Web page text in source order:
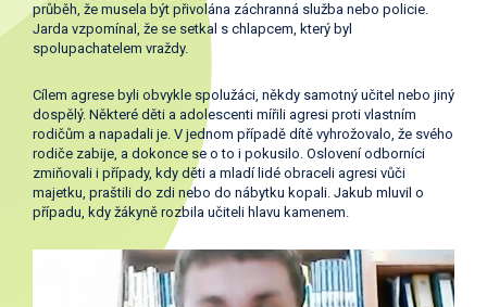
průběh, že musela být přivolána záchranná služba nebo policie.
Jarda vzpomínal, že se setkal s chlapcem, který byl
spolupachatelem vraždy.
Cílem agrese byli obvykle spolužáci, někdy samotný učitel nebo jiný
dospělý. Některé děti a adolescenti mířili agresi proti vlastním
rodičům a napadali je. V jednom případě dítě vyhrožovalo, že svého
rodiče zabije, a dokonce se o to i pokusilo. Oslovení odborníci
zmiňovali i případy, kdy děti a mladí lidé obraceli agresi vůči
majetku, praštili do zdi nebo do nábytku kopali. Jakub mluvil o
případu, kdy žákyně rozbila učiteli hlavu kamenem.